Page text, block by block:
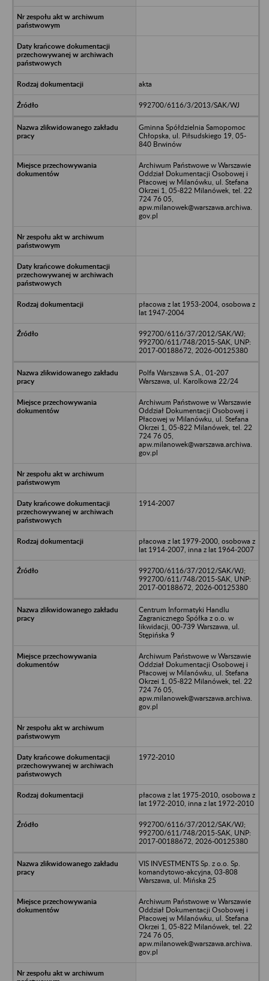
akta
992700/6116/3/2013/SAK/WJ
Gminna Spółdzielnia Samopomoc
Chłopska, ul. Piłsudskiego 19, 05-
840 Brwinów
Archiwum Państwowe w Warszawie
Oddział Dokumentacji Osobowej i
Płacowej w Milanówku, ul. Stefana
Okrzei 1, 05-822 Milanówek, tel. 22
724 76 05,
apw.milanowek@warszawa.archiwa.
gov.pl
płacowa z lat 1953-2004, osobowa z
lat 1947-2004
992700/6116/37/2012/SAK/WJ;
992700/611/748/2015-SAK, UNP:
2017-00188672, 2026-00125380
Polfa Warszawa S.A., 01-207
Warszawa, ul. Karolkowa 22/24
Archiwum Państwowe w Warszawie
Oddział Dokumentacji Osobowej i
Płacowej w Milanówku, ul. Stefana
Okrzei 1, 05-822 Milanówek, tel. 22
724 76 05,
apw.milanowek@warszawa.archiwa.
gov.pl
1914-2007
płacowa z lat 1979-2000, osobowa z
lat 1914-2007, inna z lat 1964-2007
992700/6116/37/2012/SAK/WJ;
992700/611/748/2015-SAK, UNP:
2017-00188672, 2026-00125380
Centrum Informatyki Handlu
Zagranicznego Spółka z o.o. w
likwidacji, 00-739 Warszawa, ul.
Stępińska 9
Archiwum Państwowe w Warszawie
Oddział Dokumentacji Osobowej i
Płacowej w Milanówku, ul. Stefana
Okrzei 1, 05-822 Milanówek, tel. 22
724 76 05,
apw.milanowek@warszawa.archiwa.
gov.pl
1972-2010
płacowa z lat 1975-2010, osobowa z
lat 1972-2010, inna z lat 1972-2010
992700/6116/37/2012/SAK/WJ;
992700/611/748/2015-SAK, UNP:
2017-00188672, 2026-00125380
VIS INVESTMENTS Sp. z o.o. Sp.
komandytowo-akcyjna, 03-808
Warszawa, ul. Mińska 25
Archiwum Państwowe w Warszawie
Oddział Dokumentacji Osobowej i
Płacowej w Milanówku, ul. Stefana
Okrzei 1, 05-822 Milanówek, tel. 22
724 76 05,
apw.milanowek@warszawa.archiwa.
gov.pl